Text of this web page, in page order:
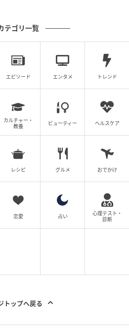
スから「娘が降りてきてませ
とみる
テゴリ一覧
エピソード エンタメ トレンド
カルチャー・
教養
ビューティー ヘルスケア
レシピ グルメ おでかけ
恋愛 占い
心理テスト・
診断
トップへ戻る